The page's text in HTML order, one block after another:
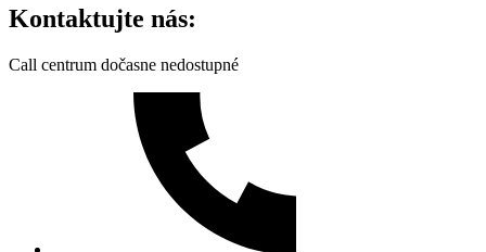
Kontaktujte nás:
Call centrum dočasne nedostupné